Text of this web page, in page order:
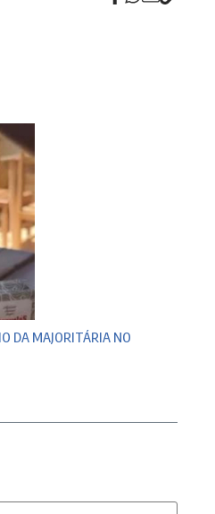
DA MAJORITÁRIA NO